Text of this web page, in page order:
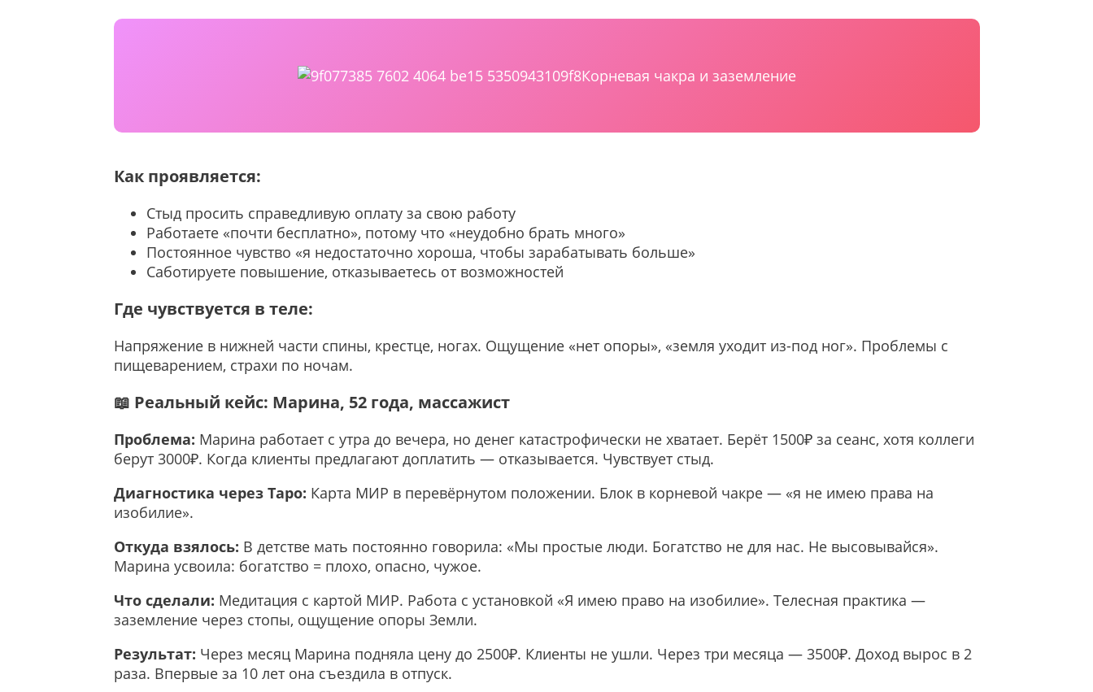
Корневая чакра и заземление
Как проявляется:
Стыд просить справедливую оплату за свою работу
Работаете «почти бесплатно», потому что «неудобно брать много»
Постоянное чувство «я недостаточно хороша, чтобы зарабатывать больше»
Саботируете повышение, отказываетесь от возможностей
Где чувствуется в теле:
Напряжение в нижней части спины, крестце, ногах. Ощущение «нет опоры», «земля уходит из-под ног». Проблемы с
пищеварением, страхи по ночам.
📖 Реальный кейс: Марина, 52 года, массажист
Проблема: Марина работает с утра до вечера, но денег катастрофически не хватает. Берёт 1500₽ за сеанс, хотя коллеги
берут 3000₽. Когда клиенты предлагают доплатить — отказывается. Чувствует стыд.
Диагностика через Таро: Карта МИР в перевёрнутом положении. Блок в корневой чакре — «я не имею права на
изобилие».
Откуда взялось: В детстве мать постоянно говорила: «Мы простые люди. Богатство не для нас. Не высовывайся».
Марина усвоила: богатство = плохо, опасно, чужое.
Что сделали: Медитация с картой МИР. Работа с установкой «Я имею право на изобилие». Телесная практика —
заземление через стопы, ощущение опоры Земли.
Результат: Через месяц Марина подняла цену до 2500₽. Клиенты не ушли. Через три месяца — 3500₽. Доход вырос в 2
раза. Впервые за 10 лет она съездила в отпуск.